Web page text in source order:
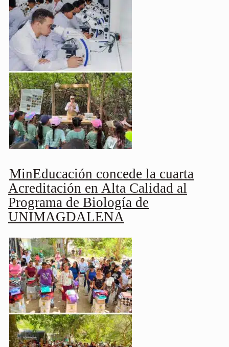
MinEducación concede la cuarta
Acreditación en Alta Calidad al
Programa de Biología de
UNIMAGDALENA